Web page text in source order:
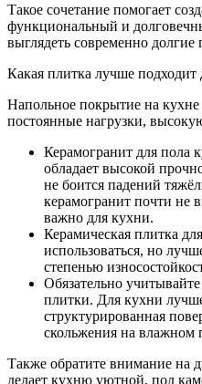
Такое сочетание помогает
функциональный и
выглядеть современно долгие
Какая плитка лучше подходит
Напольное покрытие на
постоянные нагрузки,
Керамогранит для пола
обладает высокой
не боится падений
керамогранит почти не
важно для кухни.
Керамическая плитка
использоваться, но
степенью
Обязательно
плитки. Для кухни
структурированная
скольжения на влажном
Также обратите внимание на
делает кухню уютной, под